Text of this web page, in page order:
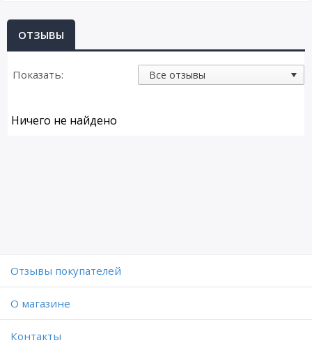
ОТЗЫВЫ
Показать:
Ничего не найдено
Отзывы покупателей
O магазине
Контакты